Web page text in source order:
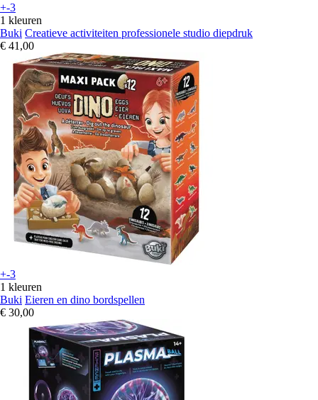
+-3
1 kleuren
Buki Creatieve activiteiten professionele studio diepdruk
€ 41,00
+-3
1 kleuren
Buki Eieren en dino bordspellen
€ 30,00